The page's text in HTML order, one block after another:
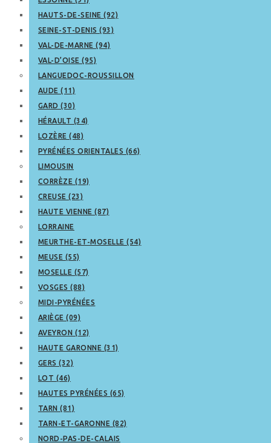
HAUTS-DE-SEINE (92)
SEINE-ST-DENIS (93)
VAL-DE-MARNE (94)
VAL-D’OISE (95)
LANGUEDOC-ROUSSILLON
AUDE (11)
GARD (30)
HÉRAULT (34)
LOZÈRE (48)
PYRÉNÉES ORIENTALES (66)
LIMOUSIN
CORRÈZE (19)
CREUSE (23)
HAUTE VIENNE (87)
LORRAINE
MEURTHE-ET-MOSELLE (54)
MEUSE (55)
MOSELLE (57)
VOSGES (88)
MIDI-PYRÉNÉES
ARIÈGE (09)
AVEYRON (12)
HAUTE GARONNE (31)
GERS (32)
LOT (46)
HAUTES PYRÉNÉES (65)
TARN (81)
TARN-ET-GARONNE (82)
NORD-PAS-DE-CALAIS